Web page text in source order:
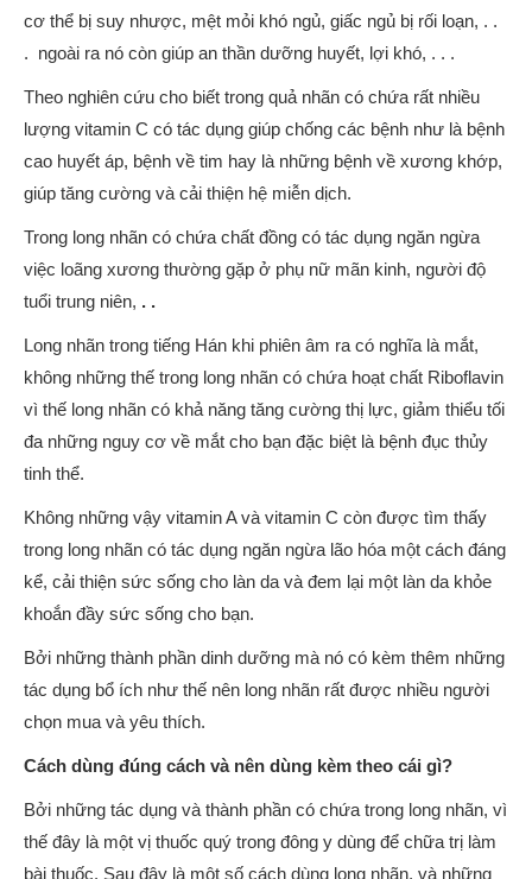
cơ thể bị suy nhược, mệt mỏi khó ngủ, giấc ngủ bị rối loạn, . .
. ngoài ra nó còn giúp an thần dưỡng huyết, lợi khó, . . .
Theo nghiên cứu cho biết trong quả nhãn có chứa rất nhiều
lượng vitamin C có tác dụng giúp chống các bệnh như là bệnh
cao huyết áp, bệnh về tim hay là những bệnh về xương khớp,
giúp tăng cường và cải thiện hệ miễn dịch.
Trong long nhãn có chứa chất đồng có tác dụng ngăn ngừa
việc loãng xương thường gặp ở phụ nữ mãn kinh, người độ
tuổi trung niên, . .
Long nhãn trong tiếng Hán khi phiên âm ra có nghĩa là mắt,
không những thế trong long nhãn có chứa hoạt chất Riboflavin
vì thế long nhãn có khả năng tăng cường thị lực, giảm thiểu tối
đa những nguy cơ về mắt cho bạn đặc biệt là bệnh đục thủy
tinh thể.
Không những vậy vitamin A và vitamin C còn được tìm thấy
trong long nhãn có tác dụng ngăn ngừa lão hóa một cách đáng
kể, cải thiện sức sống cho làn da và đem lại một làn da khỏe
khoắn đầy sức sống cho bạn.
Bởi những thành phần dinh dưỡng mà nó có kèm thêm những
tác dụng bổ ích như thế nên long nhãn rất được nhiều người
chọn mua và yêu thích.
Cách dùng đúng cách và nên dùng kèm theo cái gì?
Bởi những tác dụng và thành phần có chứa trong long nhãn, vì
thế đây là một vị thuốc quý trong đông y dùng để chữa trị làm
bài thuốc. Sau đây là một số cách dùng long nhãn, và những